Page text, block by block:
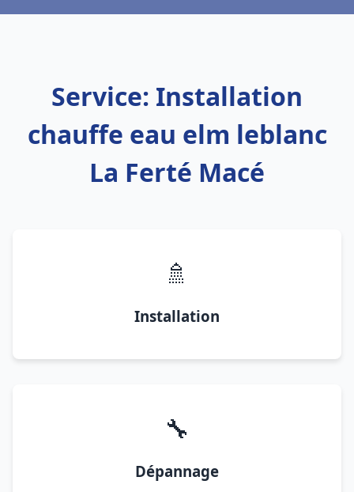
Service: Installation
chauffe eau elm leblanc
La Ferté Macé
🚿
Installation
🔧
Dépannage